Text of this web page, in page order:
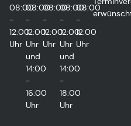
08:00
-
12:00
Uhr
08:00
-
12:00
Uhr
und
14:00
-
16:00
Uhr
08:00
-
12:00
Uhr
08:00
-
12:00
Uhr
und
14:00
-
18:00
Uhr
08:00
-
12:00
Uhr